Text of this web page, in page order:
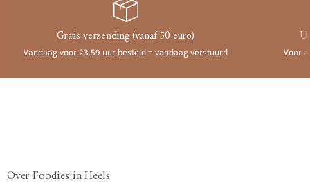
Gratis verzending (vanaf 50 euro)
Vandaag voor 23.59 uur besteld = vandaag verstuurd Voor
Over Foodies in Heels